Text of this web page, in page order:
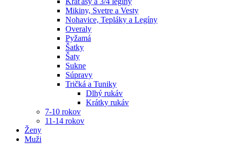
Mikiny, Svetre a Vesty
Nohavice, Tepláky a Legíny
Overaly
Pyžamá
Šatky
Šaty
Sukne
Súpravy
Tričká a Tuniky
Dlhý rukáv
Krátky rukáv
7-10 rokov
11-14 rokov
Ženy
Muži